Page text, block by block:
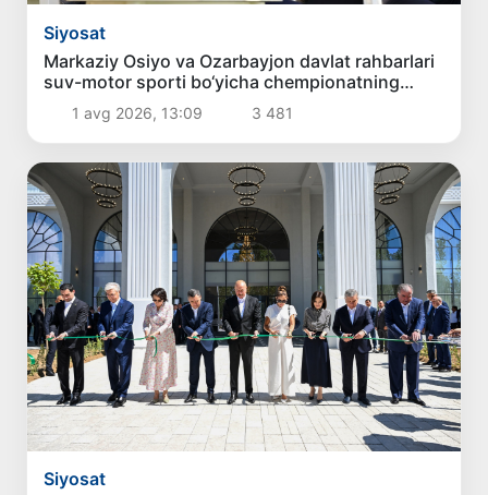
Siyosat
Markaziy Osiyo va Ozarbayjon davlat rahbarlari
suv-motor sporti bo‘yicha chempionatning
ochilishida ishtirok etdilar
1 avg 2026, 13:09 3 481
Siyosat